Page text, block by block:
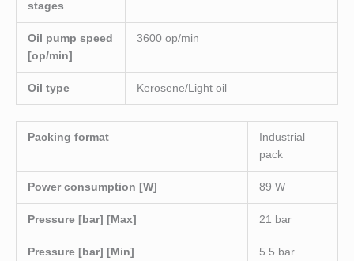
stages
Oil pump speed
[op/min]
3600 op/min
Oil type Kerosene/Light oil
Packing format
Industrial
pack
Power consumption [W] 89 W
Pressure [bar] [Max] 21 bar
Pressure [bar] [Min] 5.5 bar